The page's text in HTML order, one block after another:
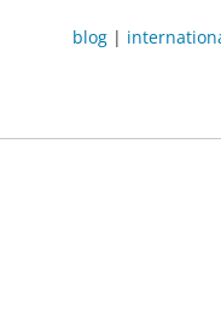
blog |